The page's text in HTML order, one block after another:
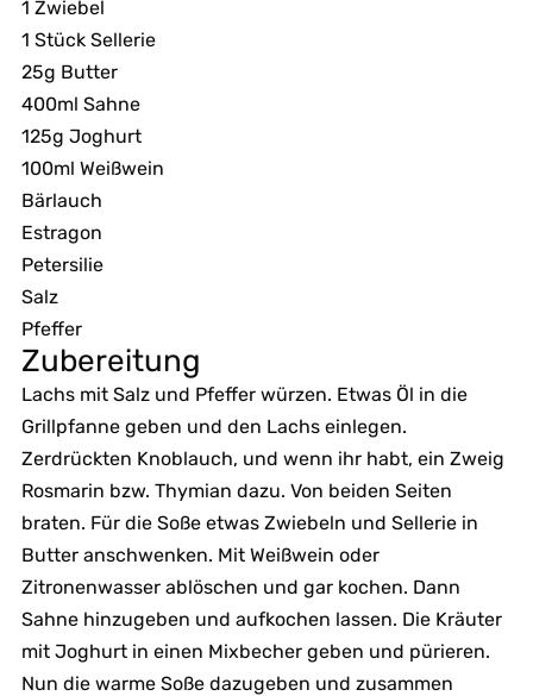
1 Zwiebel
1 Stück Sellerie
25g Butter
400ml Sahne
125g Joghurt
100ml Weißwein
Bärlauch
Estragon
Petersilie
Salz
Pfeffer
Zubereitung
Lachs mit Salz und Pfeffer würzen. Etwas Öl in die
Grillpfanne geben und den Lachs einlegen.
Zerdrückten Knoblauch, und wenn ihr habt, ein Zweig
Rosmarin bzw. Thymian dazu. Von beiden Seiten
braten. Für die Soße etwas Zwiebeln und Sellerie in
Butter anschwenken. Mit Weißwein oder
Zitronenwasser ablöschen und gar kochen. Dann
Sahne hinzugeben und aufkochen lassen. Die Kräuter
mit Joghurt in einen Mixbecher geben und pürieren.
Nun die warme Soße dazugeben und zusammen